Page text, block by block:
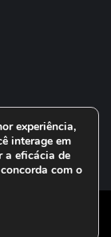
reservados.
experiência,
interage em
a eficácia de
com o